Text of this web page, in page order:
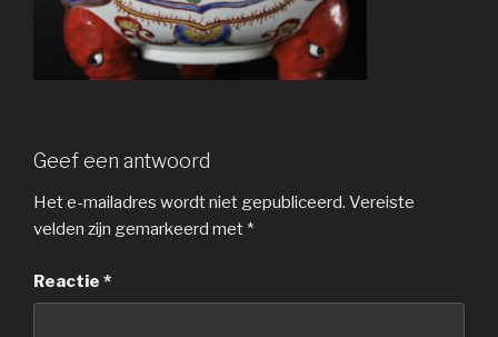
Geef een antwoord
Het e-mailadres wordt niet gepubliceerd. Vereiste
velden zijn gemarkeerd met *
Reactie *